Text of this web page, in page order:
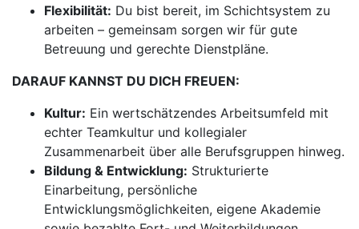
Flexibilität: Du bist bereit, im Schichtsystem zu
arbeiten – gemeinsam sorgen wir für gute
Betreuung und gerechte Dienstpläne.
DARAUF KANNST DU DICH FREUEN:
Kultur: Ein wertschätzendes Arbeitsumfeld mit
echter Teamkultur und kollegialer
Zusammenarbeit über alle Berufsgruppen hinweg.
Bildung & Entwicklung: Strukturierte
Einarbeitung, persönliche
Entwicklungsmöglichkeiten, eigene Akademie